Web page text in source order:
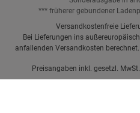
*** früherer gebundener
Versandkostenfreie
Bei Lieferungen ins
anfallenden Versandkosten
Preisangaben inkl. gesetzl.